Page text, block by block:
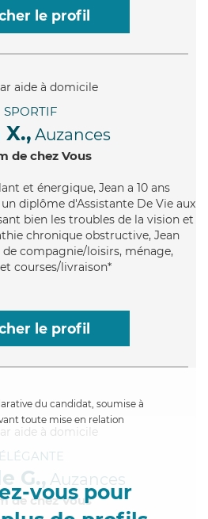
le profil
SPORTIF
Auzances
de chez Vous
et énergique, Jean a 10 ans
diplôme d'Assistante De Vie aux
bien les troubles de la vision et
chronique obstructive, Jean
de compagnie/loisirs, ménage,
courses/livraison*
le profil
du candidat, soumise à
toute mise en relation
vous pour
ÉLÉGANTE
G., Auzances
de chez Vous